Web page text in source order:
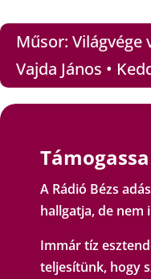
Műsor: Világvége
Vajda János •
A Rádió Bézs
hallgatja, de nem
Immár tíz
teljesítünk, hogy